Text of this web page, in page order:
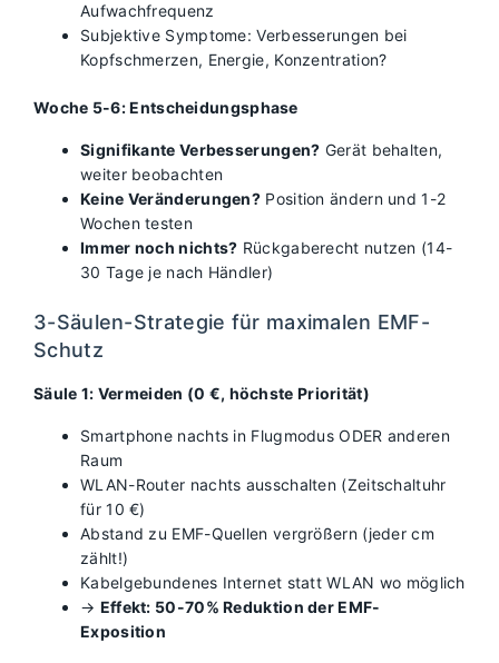
Aufwachfrequenz
Subjektive Symptome: Verbesserungen bei
Kopfschmerzen, Energie, Konzentration?
Woche 5-6: Entscheidungsphase
Signifikante Verbesserungen? Gerät behalten,
weiter beobachten
Keine Veränderungen? Position ändern und 1-2
Wochen testen
Immer noch nichts? Rückgaberecht nutzen (14-
30 Tage je nach Händler)
3-Säulen-Strategie für maximalen EMF-
Schutz
Säule 1: Vermeiden (0 €, höchste Priorität)
Smartphone nachts in Flugmodus ODER anderen
Raum
WLAN-Router nachts ausschalten (Zeitschaltuhr
für 10 €)
Abstand zu EMF-Quellen vergrößern (jeder cm
zählt!)
Kabelgebundenes Internet statt WLAN wo möglich
→ Effekt: 50-70% Reduktion der EMF-
Exposition